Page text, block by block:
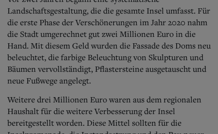
Archiv
Mediadaten
Kontakt
Impressum
Datenschutz
Landschaftsgestaltung, die die gesamte Insel umfasst. Für
die erste Phase der Verschönerungen im Jahr 2020 nahm
die Stadt umgerechnet gut zwei Millionen Euro in die
Hand. Mit diesem Geld wurden die Fassade des Doms neu
beleuchtet, die farbige Beleuchtung von Skulpturen und
Bäumen vervollständigt, Pflastersteine ausgetauscht und
neue Fußwege angelegt.
Weitere drei Millionen Euro waren aus dem regionalen
Haushalt für die weitere Verbesserung der Insel
bereitgestellt worden. Diese Mittel sollten für die